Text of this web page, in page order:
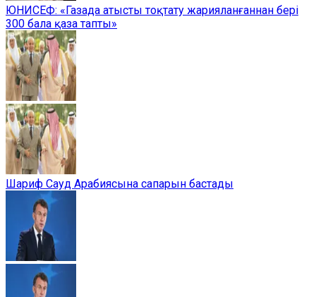
ЮНИСЕФ: «Газада атысты тоқтату жарияланғаннан бері
300 бала қаза тапты»
Шариф Сауд Арабиясына сапарын бастады